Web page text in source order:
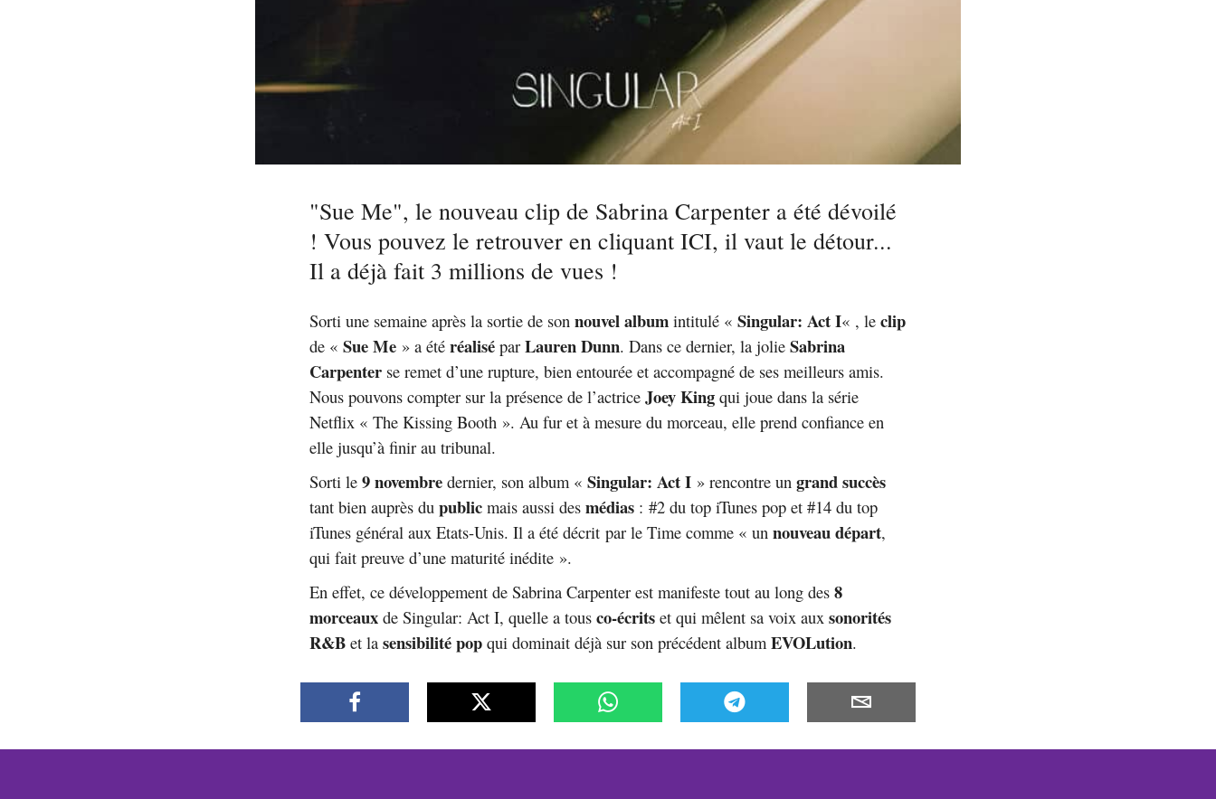
"Sue Me", le nouveau clip de Sabrina Carpenter a été dévoilé
! Vous pouvez le retrouver en cliquant ICI, il vaut le détour...
Il a déjà fait 3 millions de vues !
Sorti une semaine après la sortie de son nouvel album intitulé « Singular: Act I« , le clip
de « Sue Me » a été réalisé par Lauren Dunn. Dans ce dernier, la jolie Sabrina
Carpenter se remet d’une rupture, bien entourée et accompagné de ses meilleurs amis.
Nous pouvons compter sur la présence de l’actrice Joey King qui joue dans la série
Netflix « The Kissing Booth ». Au fur et à mesure du morceau, elle prend confiance en
elle jusqu’à finir au tribunal.
Sorti le 9 novembre dernier, son album « Singular: Act I » rencontre un grand succès
tant bien auprès du public mais aussi des médias : #2 du top iTunes pop et #14 du top
iTunes général aux Etats-Unis. Il a été décrit par le Time comme « un nouveau départ,
qui fait preuve d’une maturité inédite ».
En effet, ce développement de Sabrina Carpenter est manifeste tout au long des 8
morceaux de Singular: Act I, quelle a tous co-écrits et qui mêlent sa voix aux sonorités
R&B et la sensibilité pop qui dominait déjà sur son précédent album  EVOLution.